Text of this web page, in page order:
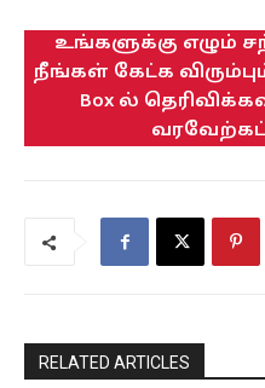
உங்களுக்கு எழும்
நீங்கள் கேட்க
Box ல்
RELATED ARTICLES